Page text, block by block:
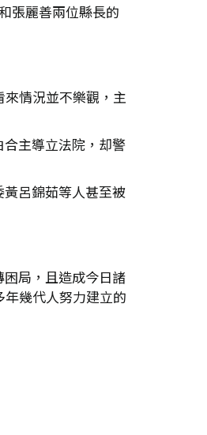
張麗善兩位縣長的
情況並不樂觀，主
主導立法院，却警
呂錦茹等人甚至被
局，且造成今日諸
幾代人努力建立的